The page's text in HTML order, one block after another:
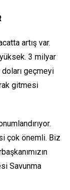
artış var.
3 milyar
geçmeyi
gitmesi
çok önemli. Biz
Savunma